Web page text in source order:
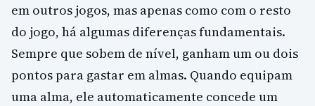
em outros jogos, mas apenas como com o resto
do jogo, há algumas diferenças fundamentais.
Sempre que sobem de nível, ganham um ou dois
pontos para gastar em almas. Quando equipam
uma alma, ele automaticamente concede um